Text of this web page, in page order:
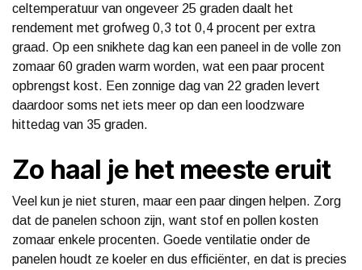
celtemperatuur van ongeveer 25 graden daalt het
rendement met grofweg 0,3 tot 0,4 procent per extra
graad. Op een snikhete dag kan een paneel in de volle zon
zomaar 60 graden warm worden, wat een paar procent
opbrengst kost. Een zonnige dag van 22 graden levert
daardoor soms net iets meer op dan een loodzware
hittedag van 35 graden.
Zo haal je het meeste eruit
Veel kun je niet sturen, maar een paar dingen helpen. Zorg
dat de panelen schoon zijn, want stof en pollen kosten
zomaar enkele procenten. Goede ventilatie onder de
panelen houdt ze koeler en dus efficiënter, en dat is precies